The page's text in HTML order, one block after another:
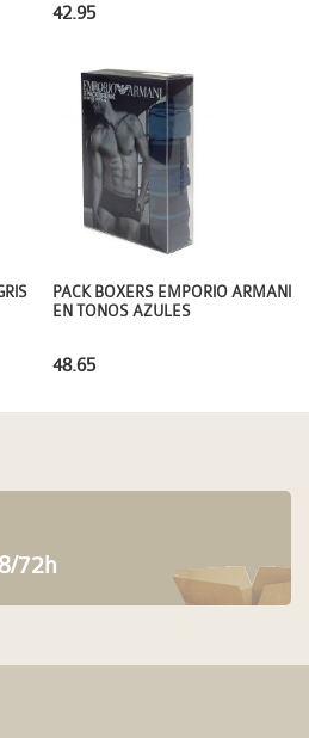
42.95
PACK BOXERS EMPORIO ARMANI
EN TONOS AZULES
48.65
72h